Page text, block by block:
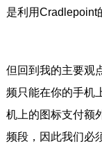
是利用Cradlepoint
但回到我的主要观
频只能在你的手机
机上的图标支付额
频段，因此我们必